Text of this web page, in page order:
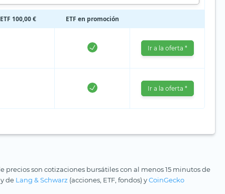
100,00 € ETF en promoción
Ir a la oferta *
Ir a la oferta *
precios son cotizaciones bursátiles con al menos 15 minutos de
de Lang & Schwarz (acciones, ETF, fondos) yCoinGecko